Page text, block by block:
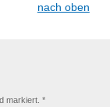
nach oben
markiert. *